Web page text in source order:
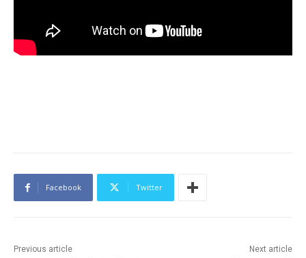
Facebook Twitter
Previous article Next article